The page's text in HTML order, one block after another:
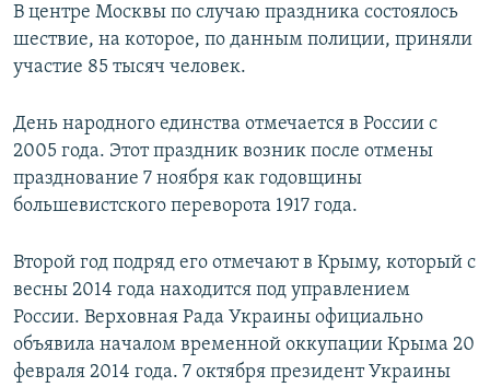
В центре Москвы по случаю праздника состоялось
шествие, на которое, по данным полиции, приняли
участие 85 тысяч человек.
День народного единства отмечается в России с
2005 года. Этот праздник возник после отмены
празднование 7 ноября как годовщины
большевистского переворота 1917 года.
Второй год подряд его отмечают в Крыму, который с
весны 2014 года находится под управлением
России. Верховная Рада Украины официально
объявила началом временной оккупации Крыма 20
февраля 2014 года. 7 октября президент Украины